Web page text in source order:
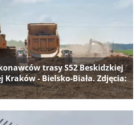
trasy S52 Beskidzkiej
- Bielsko-Biała. Zdjęcia: